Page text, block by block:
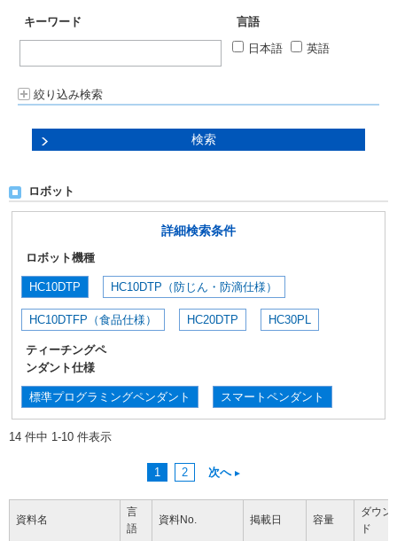
キーワード
言語
日本語
英語
絞り込み検索
ロボット
詳細検索条件
ロボット機種
HC10DTP HC10DTP（防じん・防滴仕様）
HC10DTFP（食品仕様） HC20DTP HC30PL
ティーチングペ
ンダント仕様
標準プログラミングペンダント スマートペンダント
14 件中 1-10 件表示
1 2 次へ
資料名
言
語
資料No. 掲載日 容量
ダウン
ド